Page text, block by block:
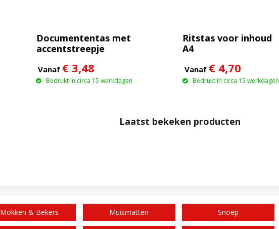
Documententas met
accentstreepje
Vanaf € 3,48
Bedrukt in circa 15 werkdagen
Ritstas voor inhoud
A4
Vanaf € 4,70
Bedrukt in circa 15 werkdagen
Laatst bekeken producten
Mokken & Bekers Muismatten Snoep